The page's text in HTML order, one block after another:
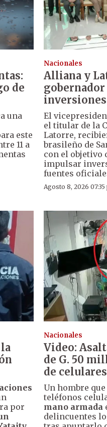
de
una
este
11 a
Nacionales
Alliana y
inversiones
El
el titular de la
Latorre,
brasileño de
con el objetivo
impulsar
fuentes
Agosto 8, 2026 07:35
por
Nacionales
Video:
de G. 50
de
Un hombre
teléfonos
mano armada
delincuentes